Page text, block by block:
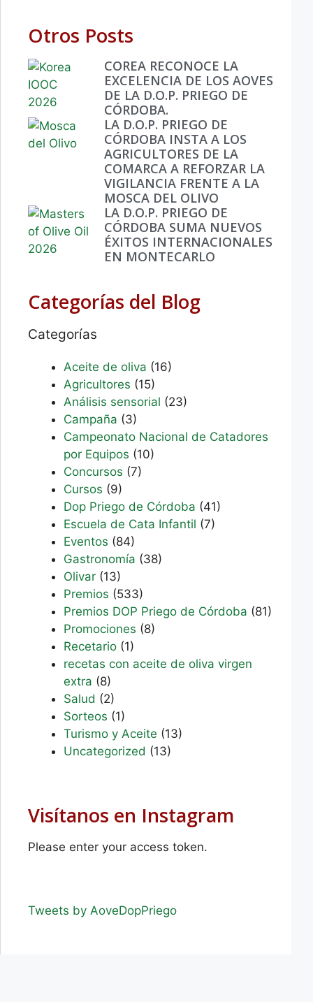
Otros Posts
COREA RECONOCE LA
EXCELENCIA DE LOS AOVES
DE LA D.O.P. PRIEGO DE
CÓRDOBA.
LA D.O.P. PRIEGO DE
CÓRDOBA INSTA A LOS
AGRICULTORES DE LA
COMARCA A REFORZAR LA
VIGILANCIA FRENTE A LA
MOSCA DEL OLIVO
LA D.O.P. PRIEGO DE
CÓRDOBA SUMA NUEVOS
ÉXITOS INTERNACIONALES
EN MONTECARLO
Categorías del Blog
Categorías
Aceite de oliva (16)
Agricultores (15)
Análisis sensorial (23)
Campaña (3)
Campeonato Nacional de Catadores
por Equipos (10)
Concursos (7)
Cursos (9)
Dop Priego de Córdoba (41)
Escuela de Cata Infantil (7)
Eventos (84)
Gastronomía (38)
Olivar (13)
Premios (533)
Premios DOP Priego de Córdoba (81)
Promociones (8)
Recetario (1)
recetas con aceite de oliva virgen
extra (8)
Salud (2)
Sorteos (1)
Turismo y Aceite (13)
Uncategorized (13)
Visítanos en Instagram
Please enter your access token.
Tweets by AoveDopPriego